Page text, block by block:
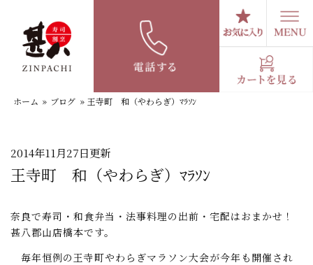
スタッフブログ
ホーム » ブログ » 王寺町 和（やわらぎ）ﾏﾗｿﾝ
2014年11月27日更新
王寺町 和（やわらぎ）ﾏﾗｿﾝ
奈良で寿司・和食弁当・法事料理の出前・宅配はおまかせ！
甚八郡山店橋本です。
毎年恒例の王寺町やわらぎマラソン大会が今年も開催され